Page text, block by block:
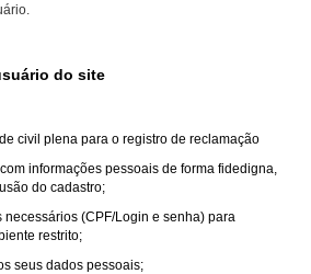
do site
civil plena para o registro de reclamação
informações pessoais de forma fidedigna,
do cadastro;
necessários (CPF/Login e senha) para
restrito;
seus dados pessoais;